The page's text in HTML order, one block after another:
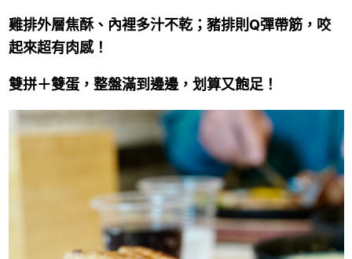
雞排外層焦酥、內裡多汁不乾；豬排則Q彈帶筋，咬
起來超有肉感！
雙拼＋雙蛋，整盤滿到邊邊，划算又飽足！